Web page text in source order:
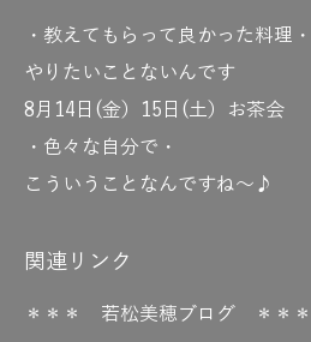
・教えてもらって良かった料理・
やりたいことないんです
8月14日(金）15日(土）お茶会
・色々な自分で・
こういうことなんですね～♪
関連リンク
＊＊＊ 若松美穂ブログ ＊＊＊